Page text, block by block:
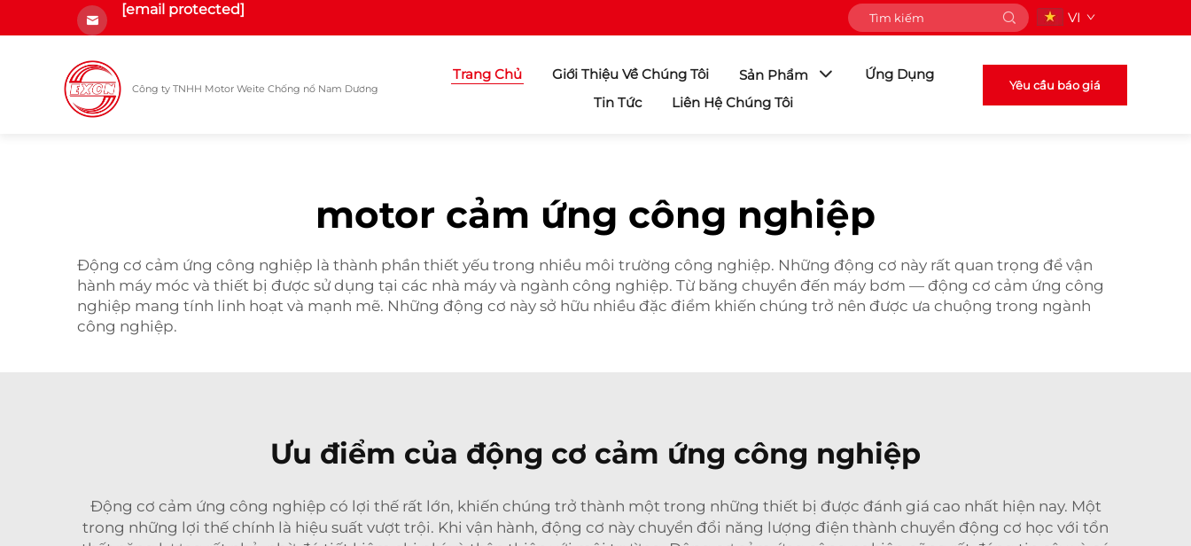
[email protected] VI
Công ty TNHH Motor Weite Chống nổ Nam Dương
Trang Chủ Giới Thiệu Về Chúng Tôi Sản Phẩm
Ứng Dụng
Tin Tức
Liên Hệ Chúng Tôi
Yêu cầu báo giá
motor cảm ứng công nghiệp
Động cơ cảm ứng công nghiệp là thành phần thiết yếu trong nhiều môi trường công nghiệp. Những động cơ này rất quan trọng để vận
hành máy móc và thiết bị được sử dụng tại các nhà máy và ngành công nghiệp. Từ băng chuyền đến máy bơm — động cơ cảm ứng công
nghiệp mang tính linh hoạt và mạnh mẽ. Những động cơ này sở hữu nhiều đặc điểm khiến chúng trở nên được ưa chuộng trong ngành
công nghiệp.
Ưu điểm của động cơ cảm ứng công nghiệp
Động cơ cảm ứng công nghiệp có lợi thế rất lớn, khiến chúng trở thành một trong những thiết bị được đánh giá cao nhất hiện nay. Một
trong những lợi thế chính là hiệu suất vượt trội. Khi vận hành, động cơ này chuyển đổi năng lượng điện thành chuyển động cơ học với tổn